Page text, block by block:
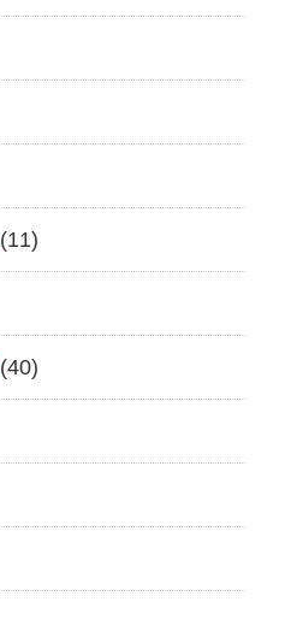
(11)
(40)